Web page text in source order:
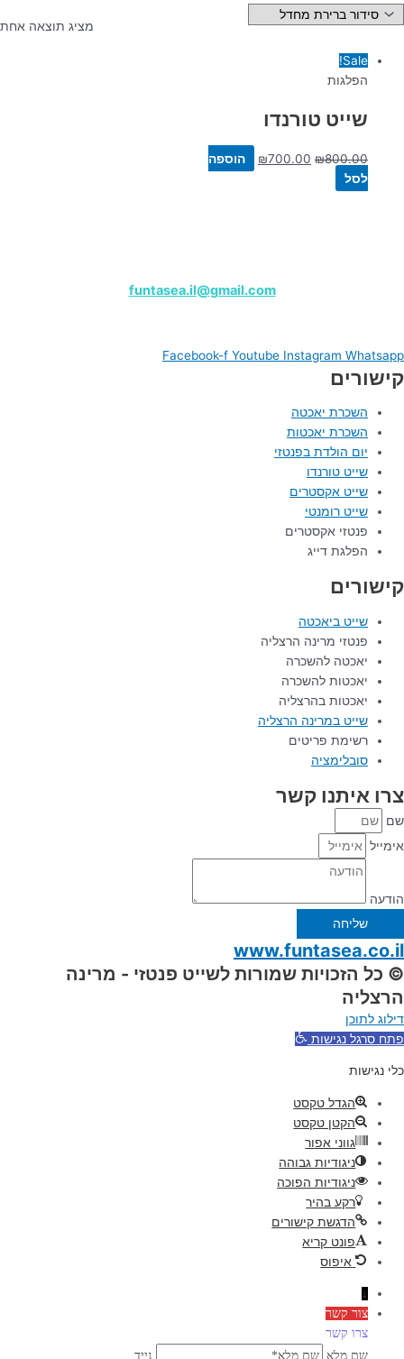
מציג תוצאה אחת
Sale!
הפלגות
שייט טורנדו
₪800.00
₪700.00
הוספה
לסל
funtasea.il@gmail.com
Facebook-f Youtube Instagram Whatsapp
קישורים
השכרת יאכטה
השכרת יאכטות
יום הולדת בפנטזי
שייט טורנדו
שייט אקסטרים
שייט רומנטי
פנטזי אקסטרים
הפלגת דייג
קישורים
שייט ביאכטה
פנטזי מרינה הרצליה
יאכטה להשכרה
יאכטות להשכרה
יאכטות בהרצליה
שייט במרינה הרצליה
רשימת פריטים
סובלימציה
צרו איתנו קשר
שם
אימייל
הודעה
שליחה
www.funtasea.co.il
© כל הזכויות שמורות לשייט פנטזי - מרינה
הרצליה
דילוג לתוכן
פתח סרגל נגישות
כלי נגישות
הגדל טקסט
הקטן טקסט
גווני אפור
ניגודיות גבוהה
ניגודיות הפוכה
רקע בהיר
הדגשת קישורים
פונט קריא
איפוס
↓
צור קשר
צרו קשר
שם מלא
נייד